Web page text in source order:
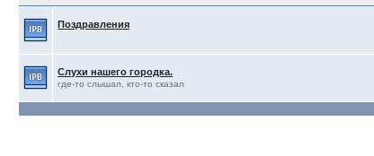
Поздравления
Слухи нашего городка.
где-то слышал, кто-то сказал